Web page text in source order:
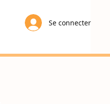
Se connecter